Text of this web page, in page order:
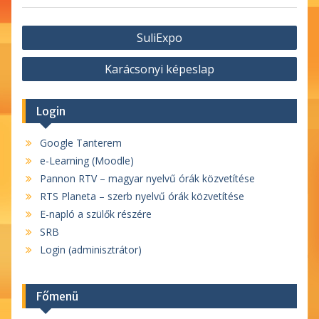
Bejegyzés
navigáció
SuliExpo
Karácsonyi képeslap
Login
Google Tanterem
e-Learning (Moodle)
Pannon RTV – magyar nyelvű órák közvetítése
RTS Planeta – szerb nyelvű órák közvetítése
E-napló a szülők részére
SRB
Login (adminisztrátor)
Főmenü